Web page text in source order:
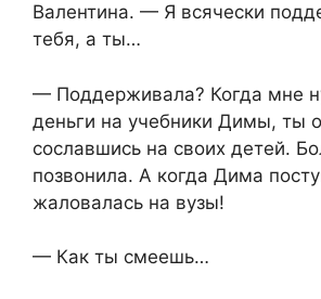
Валентина. — Я всячески
тебя, а ты…
— Поддерживала? Когда мне
деньги на учебники Димы, ты
сославшись на своих детей.
позвонила. А когда Дима
жаловалась на вузы!
— Как ты смеешь…